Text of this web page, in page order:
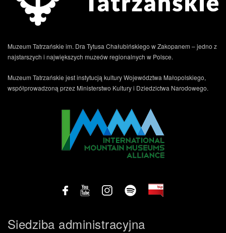
Muzeum Tatrzańskie im. Dra Tytusa Chałubińskiego w Zakopanem – jedno z
najstarszych i największych muzeów regionalnych w Polsce.
Muzeum Tatrzańskie jest instytucją kultury Województwa Małopolskiego,
współprowadzoną przez Ministerstwo Kultury i Dziedzictwa Narodowego.
Siedziba administracyjna